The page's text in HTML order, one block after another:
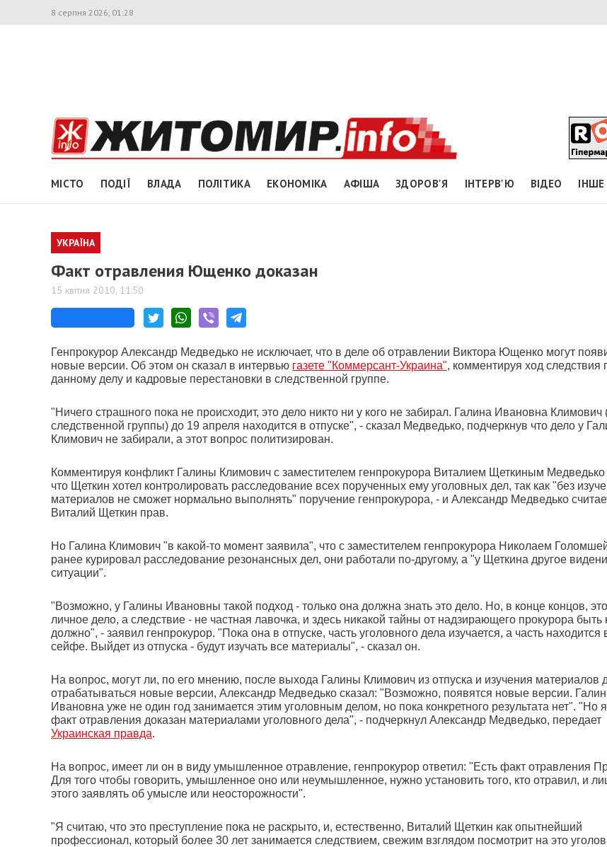
8 серпня 2026, 01:28
МІСТО ПОДІЇ ВЛАДА ПОЛІТИКА ЕКОНОМІКА АФІША ЗДОРОВ'Я ІНТЕРВ'Ю ВІДЕО ІНШЕ
УКРАЇНА
Факт отравления Ющенко доказан
15 квітня 2010, 11:50
Генпрокурор Александр Медведько не исключает, что в деле об отравлении Виктора Ющенко могут
новые версии. Об этом он сказал в интервью газете "Коммерсант-Украина", комментируя ход следствия
данному делу и кадровые перестановки в следственной группе.
"Ничего страшного пока не происходит, это дело никто ни у кого не забирал. Галина Ивановна Климович
следственной группы) до 19 апреля находится в отпуске", - сказал Медведько, подчеркнув что дело у
Климович не забирали, а этот вопрос политизирован.
Комментируя конфликт Галины Климович с заместителем генпрокурора Виталием Щеткиным Медведько
что Щеткин хотел контролировать расследование всех порученных ему уголовных дел, так как "без
материалов не сможет нормально выполнять" поручение генпрокурора, - и Александр Медведько
Виталий Щеткин прав.
Но Галина Климович "в какой-то момент заявила", что с заместителем генпрокурора Николаем
ранее курировал расследование резонансных дел, они работали по-другому, а "у Щеткина другое
ситуации".
"Возможно, у Галины Ивановны такой подход - только она должна знать это дело. Но, в конце концов,
личное дело, а следствие - не частная лавочка, и здесь никакой тайны от надзирающего прокурора быть
должно", - заявил генпрокурор. "Пока она в отпуске, часть уголовного дела изучается, а часть находится
сейфе. Выйдет из отпуска - будут изучать все материалы", - сказал он.
На вопрос, могут ли, по его мнению, после выхода Галины Климович из отпуска и изучения материалов
отрабатываться новые версии, Александр Медведько сказал: "Возможно, появятся новые версии.
Ивановна уже не один год занимается этим уголовным делом, но пока конкретного результата нет". "Но
факт отравления доказан материалами уголовного дела", - подчеркнул Александр Медведько, передает
Украинская правда.
На вопрос, имеет ли он в виду умышленное отравление, генпрокурор ответил: "Есть факт отравления
Для того чтобы говорить, умышленное оно или неумышленное, нужно установить того, кто отравил, и
этого заявлять об умысле или неосторожности".
"Я считаю, что это преступление пока не раскрыто, и, естественно, Виталий Щеткин как опытнейший
профессионал, который более 30 лет занимается следствием, свежим взглядом посмотрит на это